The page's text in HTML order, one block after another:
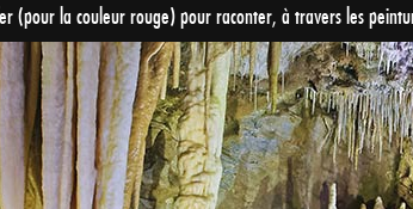
(pour la couleur rouge) pour raconter, à travers les